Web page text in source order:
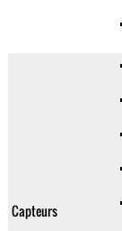
Capteurs